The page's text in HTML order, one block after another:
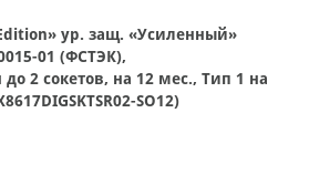
ур. защ. «Усиленный»
01 (ФСТЭК),
до 2 сокетов, на 12 мес., Тип 1 на
SO12)